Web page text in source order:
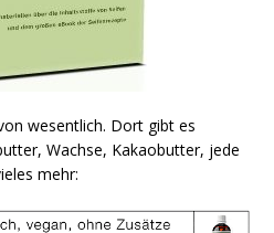
wesentlich. Dort gibt es
Wachse, Kakaobutter, jede
mehr: